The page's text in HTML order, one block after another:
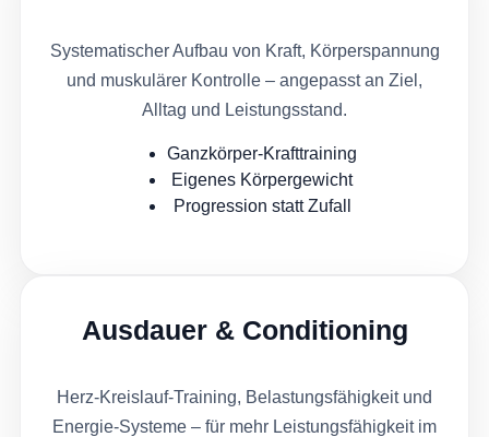
Systematischer Aufbau von Kraft, Körperspannung
und muskulärer Kontrolle – angepasst an Ziel,
Alltag und Leistungsstand.
Ganzkörper-Krafttraining
Eigenes Körpergewicht
Progression statt Zufall
Ausdauer & Conditioning
Herz-Kreislauf-Training, Belastungsfähigkeit und
Energie-Systeme – für mehr Leistungsfähigkeit im